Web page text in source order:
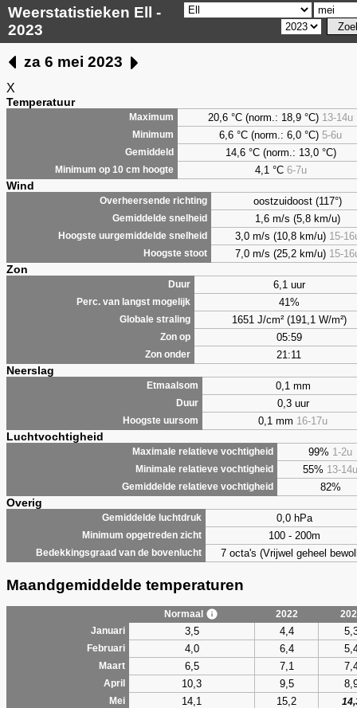
Weerstatistieken Ell -
2023
za 6 mei 2023
X
Temperatuur
Maximum 20,6 °C (norm.: 18,9 °C) 13-14u
Minimum 6,6 °C (norm.: 6,0 °C) 5-6u
Gemiddeld 14,6 °C (norm.: 13,0 °C)
Minimum op 10 cm hoogte 4,1 °C 6-7u
Wind
Overheersende richting oostzuidoost (117°)
Gemiddelde snelheid 1,6 m/s (5,8 km/u)
Hoogste uurgemiddelde snelheid 3,0 m/s (10,8 km/u) 15-
Hoogste stoot 7,0 m/s (25,2 km/u) 15-
Zon
Duur 6,1 uur
Perc. van langst mogelijk 41%
Globale straling 1651 J/cm² (191,1 W/m²)
Zon op 05:59
Zon onder 21:11
Neerslag
Etmaalsom 0,1 mm
Duur 0,3 uur
Hoogste uursom 0,1 mm 16-17u
Luchtvochtigheid
Maximale relatieve vochtigheid 99% 1-2u
Minimale relatieve vochtigheid 55% 13-14u
Gemiddelde relatieve vochtigheid 82%
Overig
Gemiddelde luchtdruk 0,0 hPa
Minimum opgetreden zicht 100 - 200m
Bedekkingsgraad van de bovenlucht 7 octa's (Vrijwel geheel
Maandgemiddelde temperaturen
Normaal 2022
Januari
3,5 4,4
Februari 4,0 6,4
Maart 6,5 7,1
April 10,3 9,5
Mei 14,1 15,2